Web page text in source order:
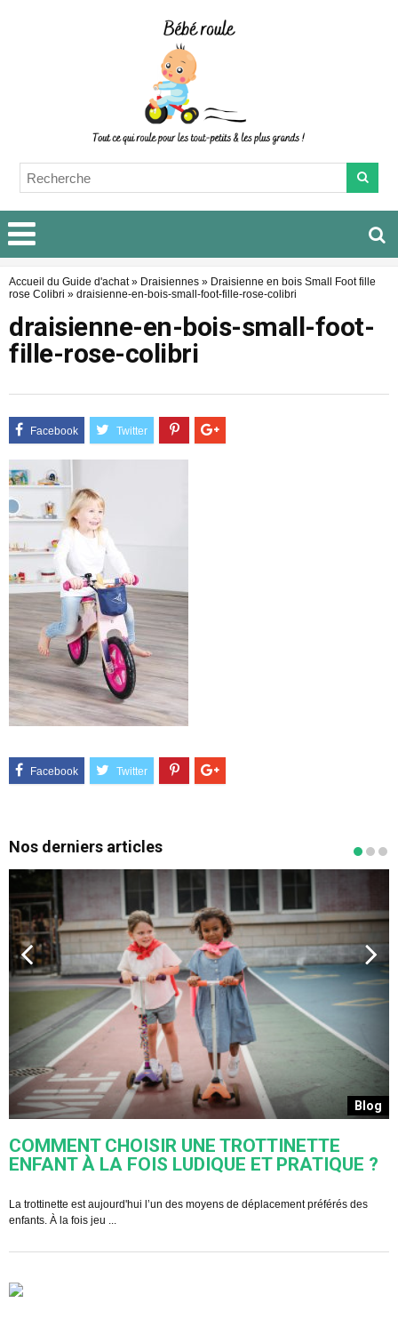
Accueil du Guide d'achat» Draisiennes » Draisienne en bois Small Foot fille
rose Colibri » draisienne-en-bois-small-foot-fille-rose-colibri
draisienne-en-bois-small-foot-
fille-rose-colibri
Nos derniers articles
Blog
COMMENT CHOISIR UNE TROTTINETTE
ENFANT À LA FOIS LUDIQUE ET PRATIQUE ?
La trottinette est aujourd'hui l’un des moyens de déplacement préférés des
enfants. À la fois jeu ...